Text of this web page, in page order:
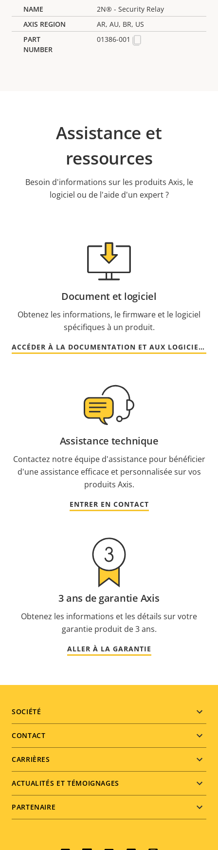
2N® - Security Relay
AR, AU, BR, US
01386-001
Assistance et
ressources
Besoin d'informations sur les produits Axis, le
logiciel ou de l'aide d'un expert ?
Document et logiciel
Obtenez les informations, le firmware et le logiciel
spécifiques à un produit.
ACCÉDER À LA DOCUMENTATION ET AUX LOGICIELS
Assistance technique
Contactez notre équipe d'assistance pour bénéficier
d'une assistance efficace et personnalisée sur vos
produits Axis.
ENTRER EN CONTACT
3 ans de garantie Axis
Obtenez les informations et les détails sur votre
garantie produit de 3 ans.
ALLER À LA GARANTIE
Footer
menu
SOCIÉTÉ
CONTACT
CARRIÈRES
ACTUALITÉS ET TÉMOIGNAGES
PARTENAIRE